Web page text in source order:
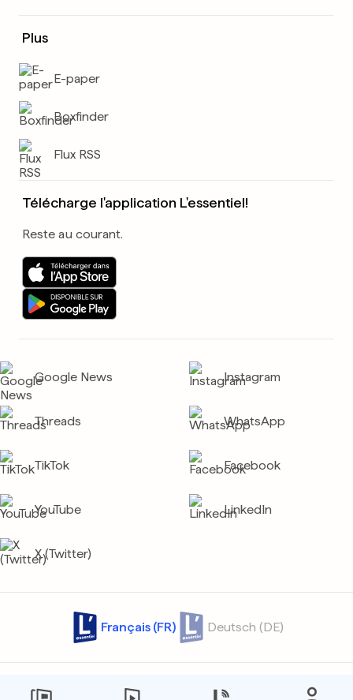
Plus
E-paper
Boxfinder
Flux RSS
Télécharge l'application L'essentiel!
Reste au courant.
Google News Instagram
Threads WhatsApp
TikTok Facebook
YouTube LinkedIn
X (Twitter)
Français (FR) Deutsch (DE)
Protection des données